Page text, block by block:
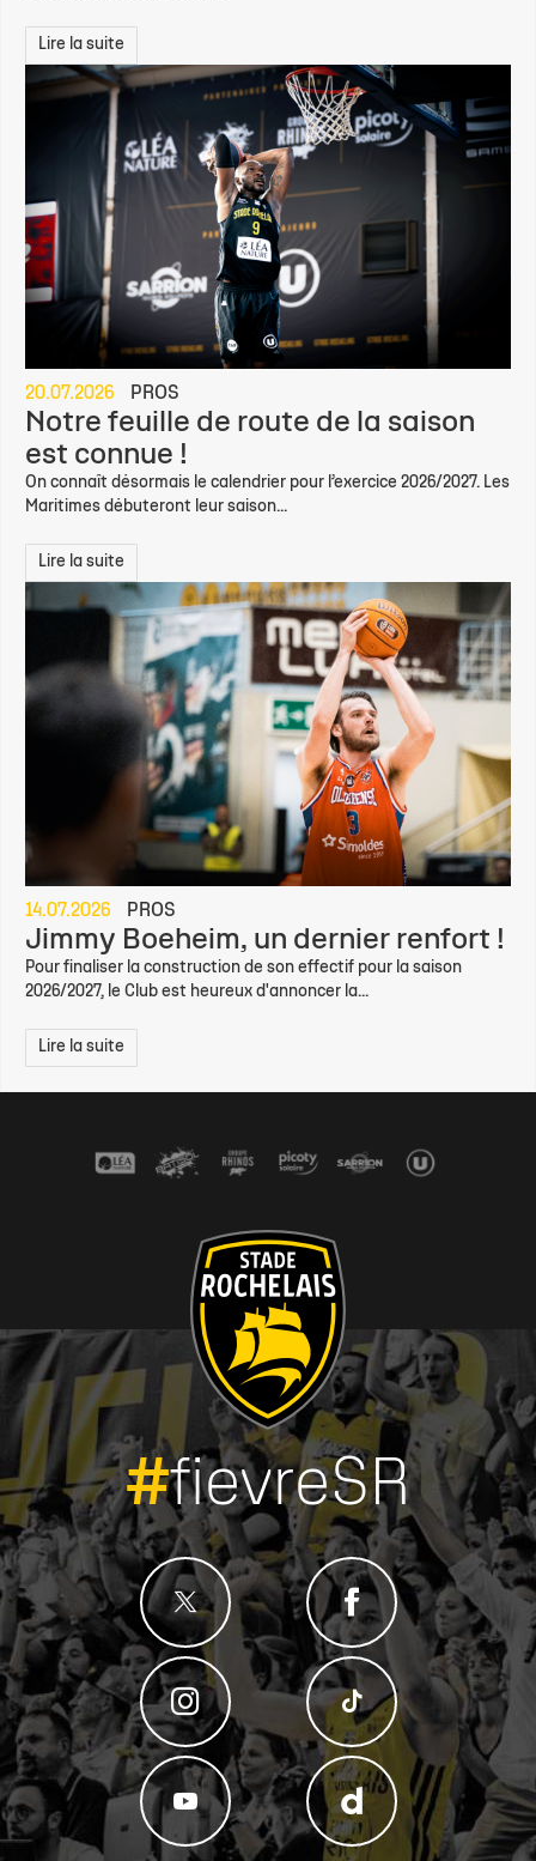
Lire la suite
20.07.2026 PROS
Notre feuille de route de la saison
est connue !
On connaît désormais le calendrier pour l’exercice 2026/2027. Les
Maritimes débuteront leur saison...
Lire la suite
14.07.2026 PROS
Jimmy Boeheim, un dernier renfort !
Pour finaliser la construction de son effectif pour la saison
2026/2027, le Club est heureux d'annoncer la...
Lire la suite
#fievreSR